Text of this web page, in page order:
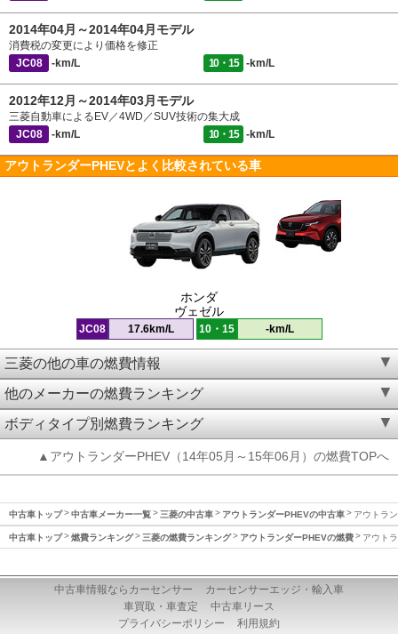
2014年04月～2014年04月モデル
消費税の変更により価格を修正
JC08
-km/L 10・15 -km/L
2012年12月～2014年03月モデル
三菱自動車によるEV／4WD／SUV技術の集大成
JC08
-km/L 10・15 -km/L
アウトランダーPHEVとよく比較されている車
ホンダ
ヴェゼル
JC08 17.6km/L 10・15 -km/L
三菱の他の車の燃費情報
他のメーカーの燃費ランキング
ボディタイプ別燃費ランキング
▲アウトランダーPHEV（14年05月～15年06月）の燃費TOPへ
中古車トップ 中古車メーカー一覧 三菱の中古車 アウトランダーPHEVの中古車 アウトラ
中古車トップ 燃費ランキング 三菱の燃費ランキング アウトランダーPHEVの燃費 アウト
中古車情報ならカーセンサー
カーセンサーエッジ・輸入車
車買取・車査定
中古車リース
プライバシーポリシー
利用規約